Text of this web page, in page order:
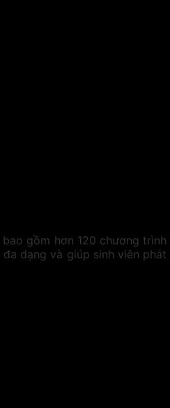
gồm hơn 120 chương
dạng và giúp sinh viên